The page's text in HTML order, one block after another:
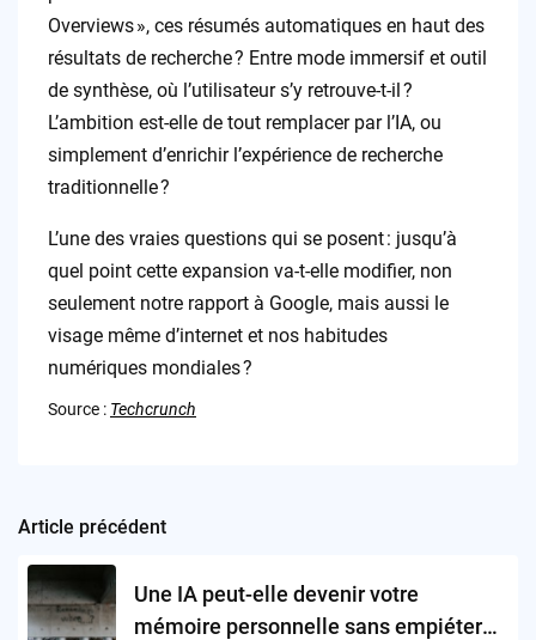
Overviews », ces résumés automatiques en haut des
résultats de recherche ? Entre mode immersif et outil
de synthèse, où l’utilisateur s’y retrouve-t-il ?
L’ambition est-elle de tout remplacer par l’IA, ou
simplement d’enrichir l’expérience de recherche
traditionnelle ?
L’une des vraies questions qui se posent : jusqu’à
quel point cette expansion va-t-elle modifier, non
seulement notre rapport à Google, mais aussi le
visage même d’internet et nos habitudes
numériques mondiales ?
Source : Techcrunch
Post
navigation
Article précédent
Une IA peut-elle devenir votre
mémoire personnelle sans empiéter